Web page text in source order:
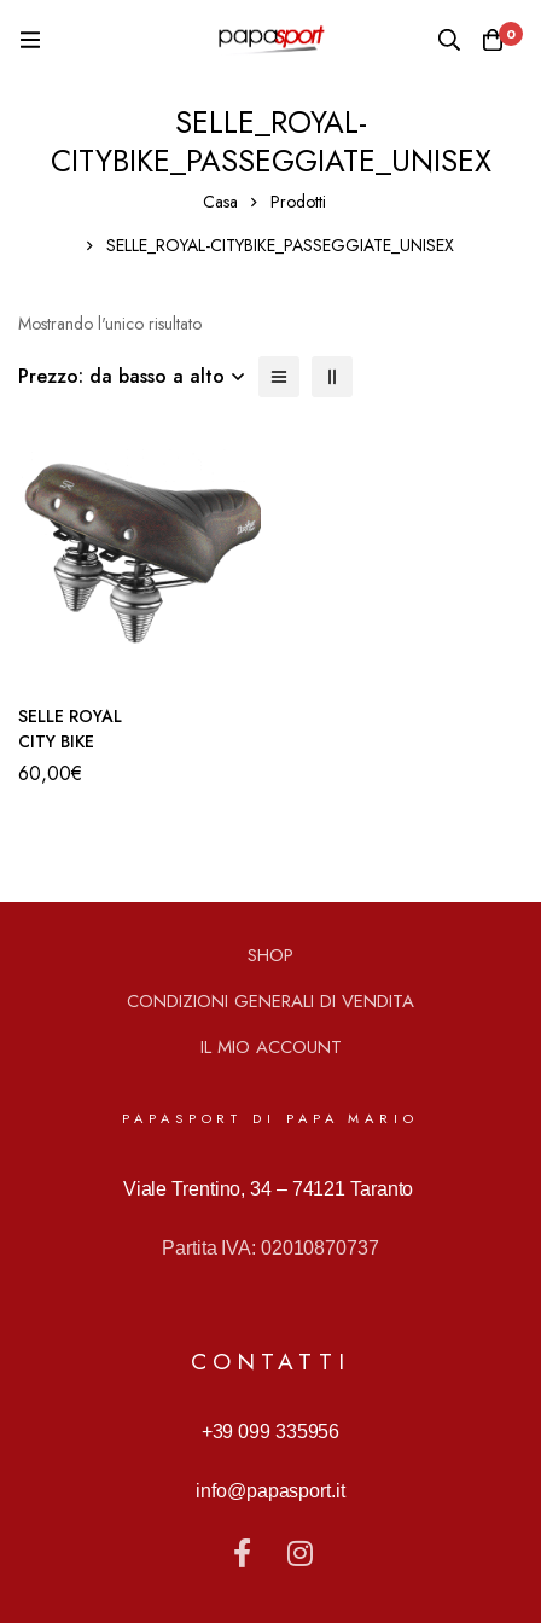
0
SELLE_ROYAL-
CITYBIKE_PASSEGGIATE_UNISEX
Casa
Prodotti
SELLE_ROYAL-CITYBIKE_PASSEGGIATE_UNISEX
Mostrando l'unico risultato
Prezzo: da basso a alto
SELLE ROYAL
CITY BIKE
60,00€
SHOP
CONDIZIONI GENERALI DI VENDITA
IL MIO ACCOUNT
PAPASPORT DI PAPA MARIO
Viale Trentino, 34 – 74121 Taranto
Partita IVA: 02010870737
CONTATTI
+39 099 335956
info@papasport.it